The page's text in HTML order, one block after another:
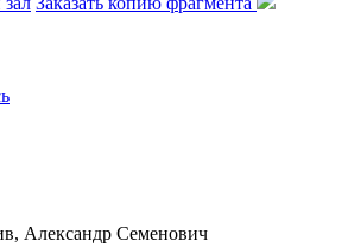
Александр Семенович